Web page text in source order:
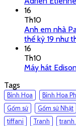
16
Th10
Anh em nhà
thế kỷ 19 như
16
Th10
Máy hát
Tags
Bình Hoa Bình Hoa
Gốm sứ
Gốm sứ Nhật
tiffani
Tranh tranh